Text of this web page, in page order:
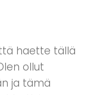
haette tällä
ollut
ja tämä